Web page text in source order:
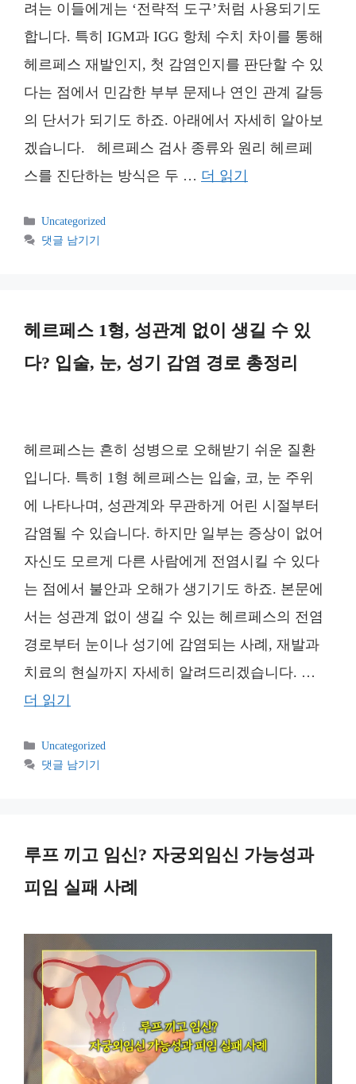
려는 이들에게는 ‘전략적 도구’처럼 사용되기도
합니다. 특히 IGM과 IGG 항체 수치 차이를 통해
헤르페스 재발인지, 첫 감염인지를 판단할 수 있
다는 점에서 민감한 부부 문제나 연인 관계 갈등
의 단서가 되기도 하죠. 아래에서 자세히 알아보
겠습니다. 헤르페스 검사 종류와 원리 헤르페
스를 진단하는 방식은 두 … 더 읽기
카
테
Uncategorized
댓글 남기기
헤르페스 1형, 성관계 없이 생길 수 있
다? 입술, 눈, 성기 감염 경로 총정리
헤르페스는 흔히 성병으로 오해받기 쉬운 질환
입니다. 특히 1형 헤르페스는 입술, 코, 눈 주위
에 나타나며, 성관계와 무관하게 어린 시절부터
감염될 수 있습니다. 하지만 일부는 증상이 없어
자신도 모르게 다른 사람에게 전염시킬 수 있다
는 점에서 불안과 오해가 생기기도 하죠. 본문에
서는 성관계 없이 생길 수 있는 헤르페스의 전염
경로부터 눈이나 성기에 감염되는 사례, 재발과
치료의 현실까지 자세히 알려드리겠습니다. …
더 읽기
카
테
Uncategorized
댓글 남기기
루프 끼고 임신? 자궁외임신 가능성과
피임 실패 사례